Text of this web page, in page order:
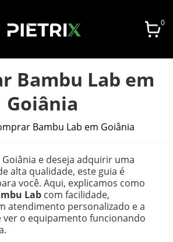
0
Bambu Lab em
Goiânia
Bambu Lab em Goiânia
Goiânia e deseja adquirir uma
alta qualidade, este guia é
você. Aqui, explicamos como
Lab com facilidade,
atendimento personalizado e a
ver o equipamento funcionando